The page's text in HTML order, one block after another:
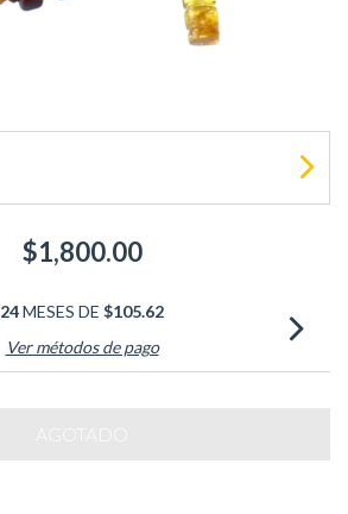
$1,800.00
24MESES DE $105.62
Ver métodos de pago